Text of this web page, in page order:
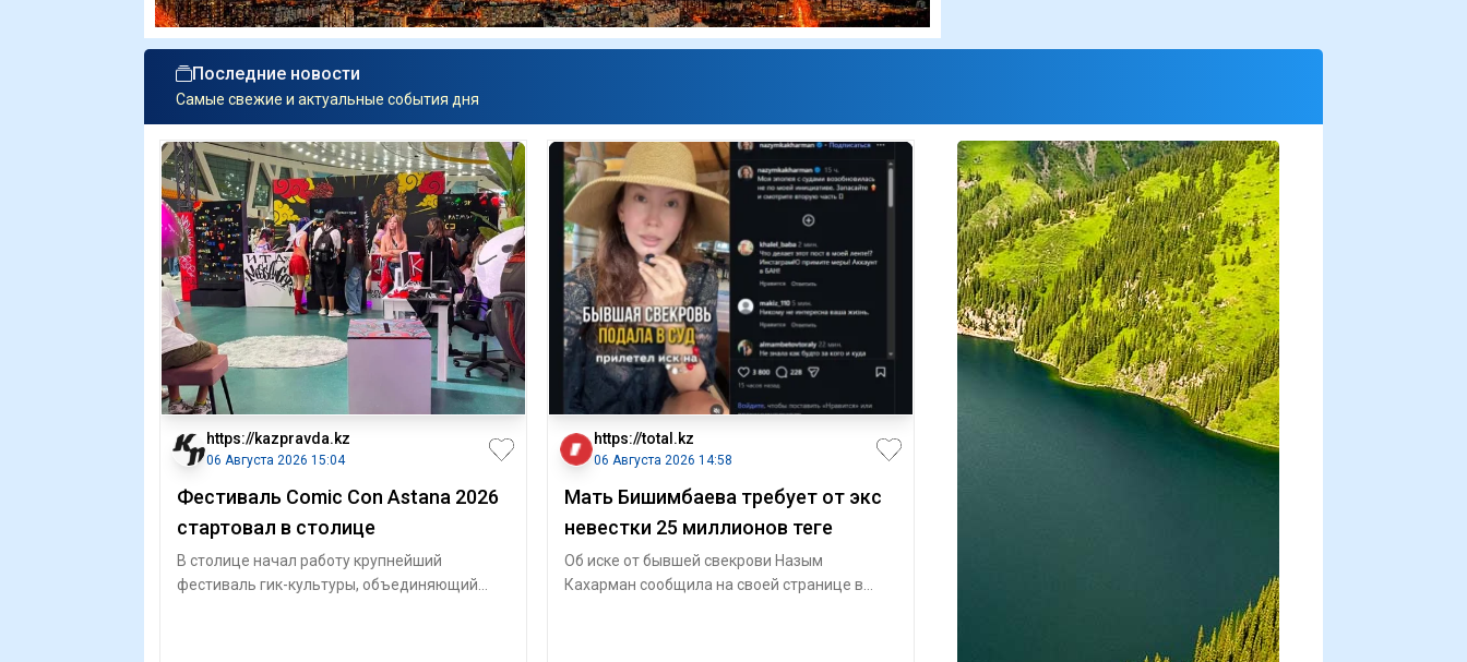
Последние новости
Самые свежие и актуальные события дня
https://kazpravda.kz
06 Августа 2026 15:04
Фестиваль Comic Con Astana 2026
стартовал в столице
В столице начал работу крупнейший
фестиваль гик-культуры, объединяющий
https://total.kz
06 Августа 2026 14:58
Мать Бишимбаева требует от экс
невестки 25 миллионов теңге
Об иске от бывшей свекрови Назым
Кахарман сообщила на своей странице в